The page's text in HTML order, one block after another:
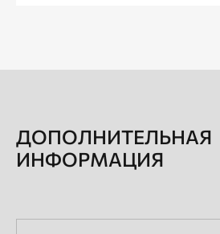
ДОПОЛНИТЕЛЬНАЯ
ИНФОРМАЦИЯ